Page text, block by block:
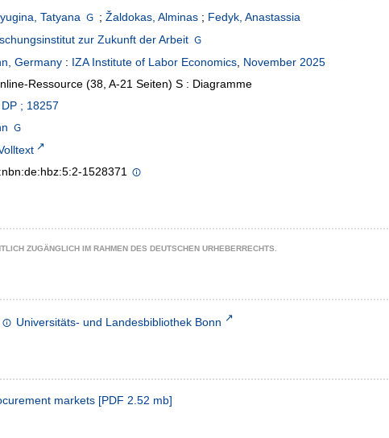
Tatyana ; Žaldokas, Alminas ; Fedyk, Anastassia
zur Zukunft der Arbeit
Germany : IZA Institute of Labor Economics, November 2025
Ressource (38, A-21 Seiten) S : Diagramme
DP ; 18257
1528371
ZUGÄNGLICH IM RAHMEN DES DEUTSCHEN URHEBERRECHTS.
Universitäts- und Landesbibliothek Bonn
markets [PDF 2.52 mb]